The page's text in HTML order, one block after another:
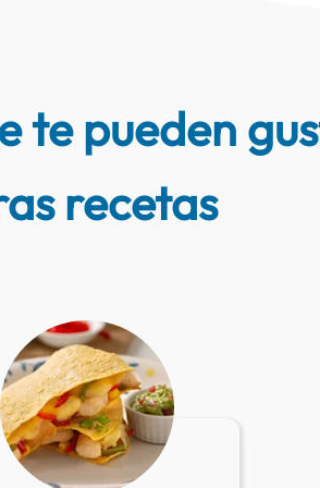
te pueden
recetas